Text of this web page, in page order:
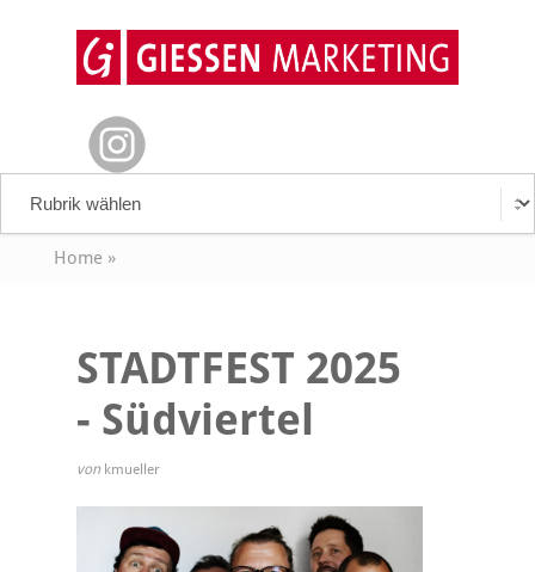
Home»
STADTFEST 2025
- Südviertel
von kmueller